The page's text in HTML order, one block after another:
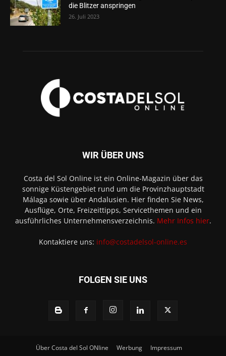
die Blitzer anspringen
26. Juli 2023
WIR ÜBER UNS
Costa del Sol Online ist ein Online-Magazin über das
sonnige Küstengebiet rund um die Provinzhauptstadt
Málaga sowie über Andalusien. Hier finden Sie News,
Ausflüge, Orte, Freizeittipps, Servicethemen und ein
ausführliches Unternehmensverzeichnis. Mehr Infos hier.
Kontaktiere uns: info@costadelsol-online.es
FOLGEN SIE UNS
Über Costa del Sol ONline Werbung
Impressum